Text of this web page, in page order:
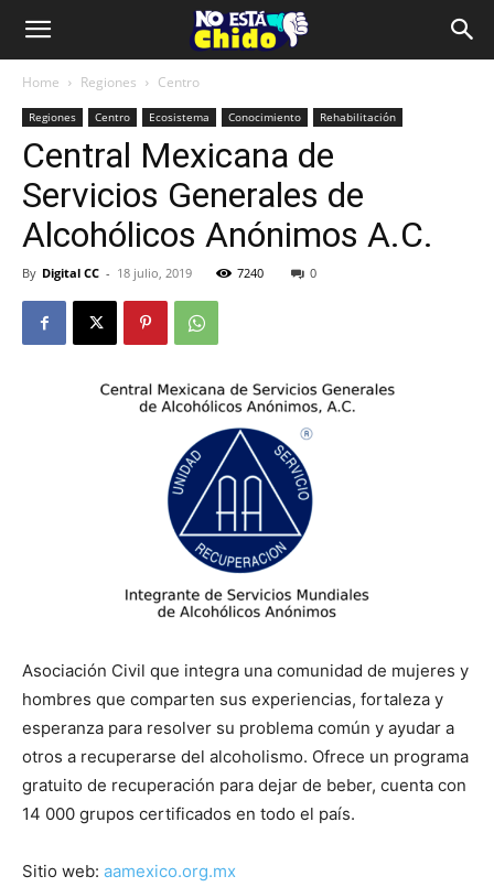
Home Regiones Centro
Regiones Centro Ecosistema Conocimiento Rehabilitación
Central Mexicana de
Servicios Generales de
Alcohólicos Anónimos A.C.
By Digital CC - 18 julio, 2019 7240 0
Asociación Civil que integra una comunidad de mujeres y
hombres que comparten sus experiencias, fortaleza y
esperanza para resolver su problema común y ayudar a
otros a recuperarse del alcoholismo. Ofrece un programa
gratuito de recuperación para dejar de beber, cuenta con
14 000 grupos certificados en todo el país.
Sitio web: aamexico.org.mx